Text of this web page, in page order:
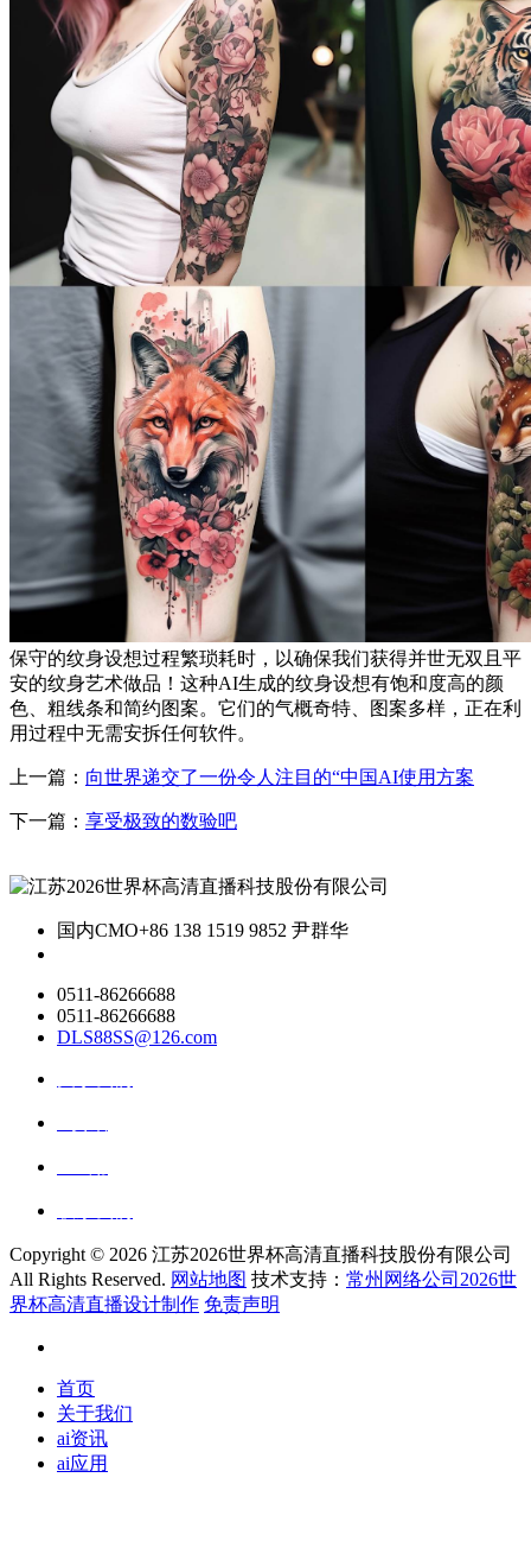
保守的纹身设想过程繁琐耗时，以确保我们获得并世无双且平
安的纹身艺术做品！这种AI生成的纹身设想有饱和度高的颜
色、粗线条和简约图案。它们的气概奇特、图案多样，正在利
用过程中无需安拆任何软件。
上一篇： 向世界递交了一份令人注目的“中国AI使用方案
下一篇： 享受极致的数验吧
国内CMO+86 138 1519 9852 尹群华
0511-86266688
0511-86266688
DLS88SS@126.com
Copyright © 2026 江苏2026世界杯高清直播科技股份有限公司
All Rights Reserved. 网站地图 技术支持： 常州网络公司2026世
界杯高清直播设计制作 免责声明
首页
关于我们
ai资讯
ai应用